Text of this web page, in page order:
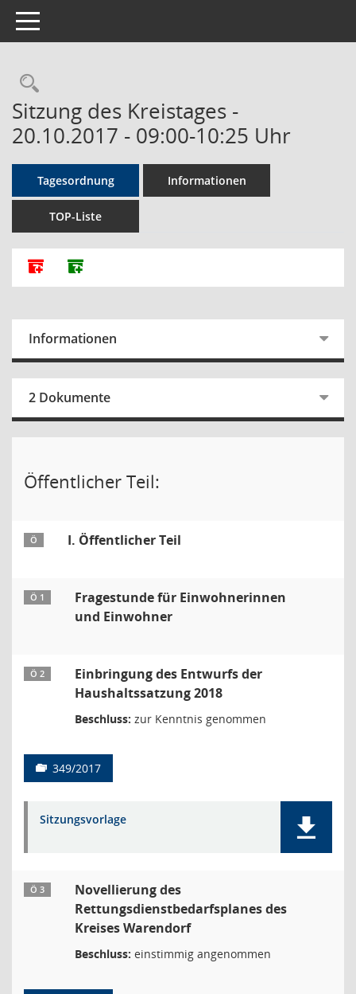
Toggle navigation
Rechercheauswahl
Sitzung des Kreistages -
20.10.2017 - 09:00-10:25 Uhr
Tagesordnung Informationen
TOP-Liste
Alle Dokumente zu dieser Sitzung zusammenfassen
Dokumente ohne Anlagen zusammenfassen
Informationen
2 Dokumente
Öffentlicher Teil:
Ö I. Öffentlicher Teil
Ö 1
Fragestunde für Einwohnerinnen
und Einwohner
Ö 2
Einbringung des Entwurfs der
Haushaltssatzung 2018
Beschluss: zur Kenntnis genommen
349/2017
Sitzungsvorlage
Ö 3
Novellierung des
Rettungsdienstbedarfsplanes des
Kreises Warendorf
Beschluss: einstimmig angenommen